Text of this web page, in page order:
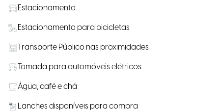
Estacionamento
Estacionamento para bicicletas
Transporte Público nas proximidades
Tomada para automóveis elétricos
Água, café e chá
Lanches disponíveis para compra